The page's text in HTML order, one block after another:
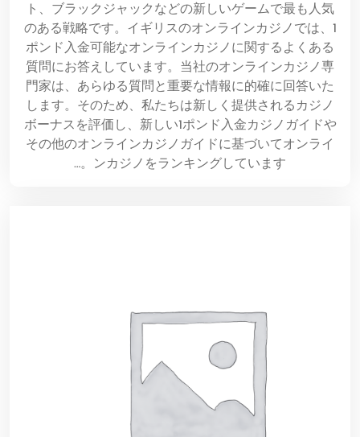
ト、ブラックジャックなどの新しいゲームで最も人気
のある戦略です。イギリスのオンラインカジノでは、1
ポンド入金可能なオンラインカジノに関するよくある
質問にお答えしています。当社のオンラインカジノ専
門家は、あらゆる質問と重要な情報に的確に回答いた
します。そのため、私たちは新しく提供されるカジノ
ボーナスを評価し、新しい1ポンド入金カジノガイドや
その他のオンラインカジノガイドに基づいてオンライ
ンカジノをランキングしています。…